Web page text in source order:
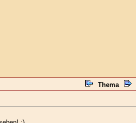
Thema